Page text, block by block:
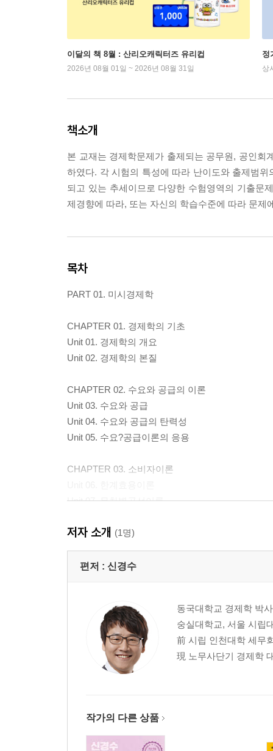
이달의 책 8월 : 산리오캐릭터즈 유리컵
2026년 08월 01일 ~ 2026년 08월 31일
정
상
책소개
본 교재는 경제학문제가 출제되는 공무원, 공인
하였다. 각 시험의 특성에 따라 난이도와 출제범
되고 있는 추세이므로 다양한 수험영역의 기출문
제경향에 따라, 또는 자신의 학습수준에 따라 문
목차
PART 01. 미시경제학
CHAPTER 01. 경제학의 기초
Unit 01. 경제학의 개요
Unit 02. 경제학의 본질
CHAPTER 02. 수요와 공급의 이론
Unit 03. 수요와 공급
Unit 04. 수요와 공급의 탄력성
Unit 05. 수요?공급이론의 응용
CHAPTER 03. 소비자이론
Unit 07. 무차별곡선이론
Unit 09. 소비자이론의 응용
Unit 10. 기대효용이론
Unit 12. 비용함수이론
Unit 13. 생산물시장의 이윤극대화
CHAPTER 05. 생산물시장이론
Unit 14. 완전경쟁시장
Unit 17. 과점시장
Unit 18. 게임이론
저자 소개 (1명)
편저 : 신경수
동국대학교 경제학 박
숭실대학교, 서울 시립
前 시립 인천대학 세무
現 노무사단기 경제학
작가의 다른 상품